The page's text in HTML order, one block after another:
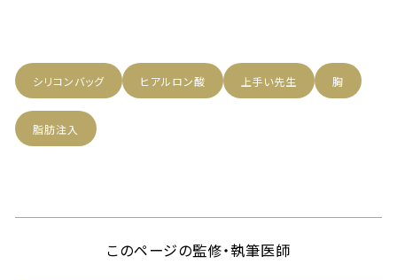
シリコンバッグ ヒアルロン酸 上手い先生 胸
脂肪注入
このページの監修・執筆医師